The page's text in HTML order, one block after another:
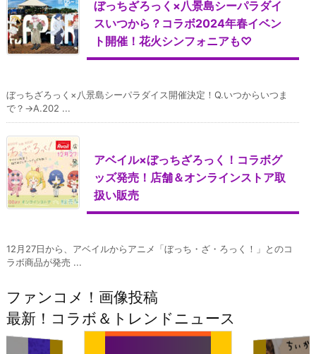
ぼっちざろっく×八景島シーパラダイ
スいつから？コラボ2024年春イベン
ト開催！花火シンフォニアも♡
ぼっちざろっく×八景島シーパラダイス開催決定！Q.いつからいつま
で？→A.202 ...
アベイル×ぼっちざろっく！コラボグ
ッズ発売！店舗＆オンラインストア取
扱い販売
12月27日から、アベイルからアニメ「ぼっち・ざ・ろっく！」とのコ
ラボ商品が発売 ...
ファンコメ！画像投稿
最新！コラボ＆トレンドニュース